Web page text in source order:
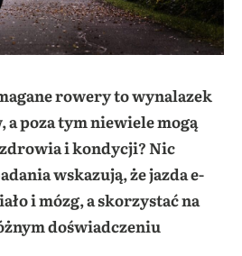
rowery to wynalazek
a poza tym niewiele mogą
i kondycji? Nic
wskazują, że jazda e-
i mózg, a skorzystać na
doświadczeniu